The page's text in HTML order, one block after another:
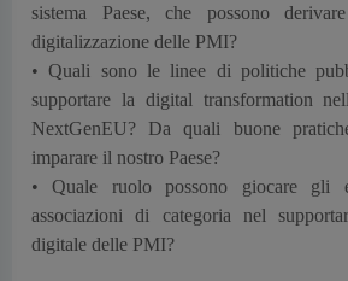
sistema Paese, che possono
digitalizzazione delle PMI?
• Quali sono le linee di politiche
supportare la digital transformation
NextGenEU? Da quali buone
imparare il nostro Paese?
• Quale ruolo possono giocare gli
associazioni di categoria nel
digitale delle PMI?